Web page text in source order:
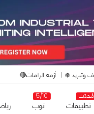
وتبريد ❄️ أزمة الرامات🔴
مُحدّث
تطبيقات
5/10
توب